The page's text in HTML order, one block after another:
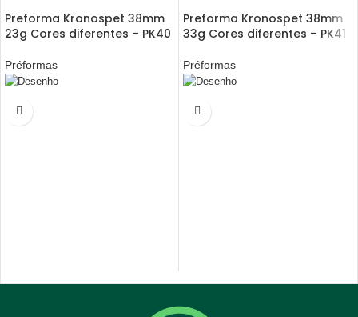
Preforma Kronospet 38mm
23g Cores diferentes – PK40
Préformas
Preforma Kronospet 38mm
33g Cores diferentes – PK41
Préformas